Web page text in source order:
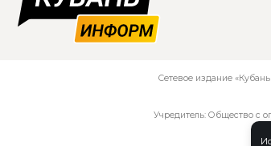
Сетевое издание
Учредитель: Общество с